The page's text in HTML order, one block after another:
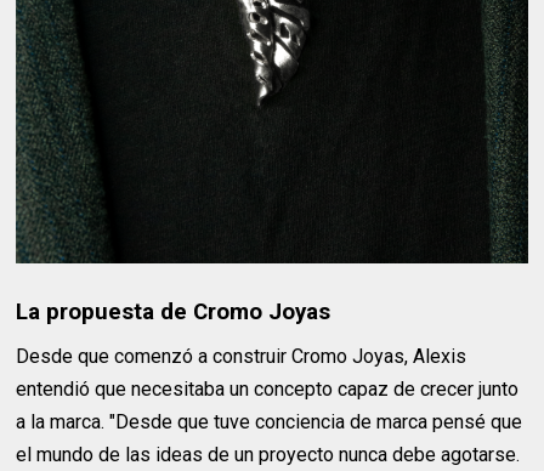
La propuesta de Cromo Joyas
Desde que comenzó a construir Cromo Joyas, Alexis
entendió que necesitaba un concepto capaz de crecer junto
a la marca. "Desde que tuve conciencia de marca pensé que
el mundo de las ideas de un proyecto nunca debe agotarse.